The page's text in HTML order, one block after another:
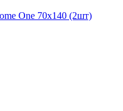
One 70х140 (2шт)